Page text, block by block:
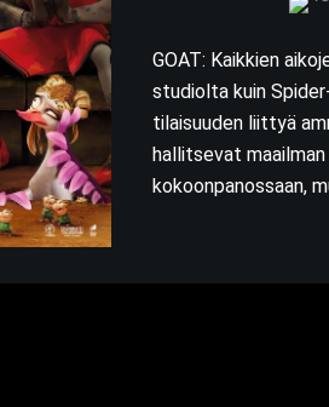
GOAT: Kaikkien
studiolta kuin
tilaisuuden liittyä
hallitsevat
kokoonpanossaan,